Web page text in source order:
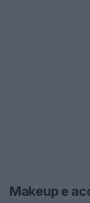
Makeup e